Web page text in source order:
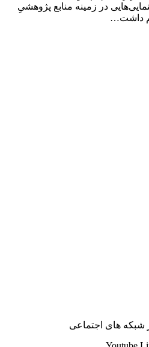
در زمینه منابع پژوهشیِ
داشت…
های اجتماعی